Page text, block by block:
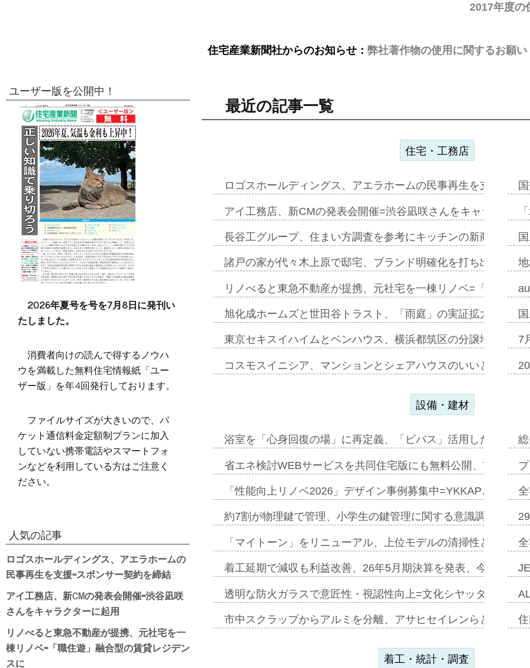
2017年度の
住宅産業新聞社からのお知らせ： 弊社著作物の使用に関するお願い
最近の記事一覧
住宅・工務店
ロゴスホールディングス、アエラホームの民事再生を支援=ス
アイ工務店、新CMの発表会開催=渋谷凪咲さんをキャラクタ
長谷工グループ、住まい方調査を参考にキッチンの新商品=「
諸戸の家が代々木上原で邸宅、ブランド明確化を打ち出す=年
リノべると東急不動産が提携、元社宅を一棟リノベ=「職住遊
旭化成ホームズと世田谷トラスト、「雨庭」の実証拡大へ=ガ
東京セキスイハイムとベンハウス、横浜都筑区の分譲地開発で
コスモスイニシア、マンションとシェアハウスのいいとこどり
7
設備・建材
浴室を「心身回復の場」に再定義、「ビバス」活用した新入浴
省エネ検討WEBサービスを共同住宅版にも無料公開、YKKAP
「性能向上リノベ2026」デザイン事例募集中=YKKAP…
約7割が物理鍵で管理、小学生の鍵管理に関する意識調査
「マイトーン」をリニューアル、上位モデルの清掃性と安全
着工延期で減収も利益改善、26年5月期決算を発表、今期は増
透明な防火ガラスで意匠性・視認性向上=文化シヤッター…
市中スクラップからアルミを分離、アサヒセイレンらと協働開
着工・統計・調査
ユーザー版を公開中！
2026年夏号を号を7月8日に発刊い
たしました。
消費者向けの読んで得するノウハ
ウを満載した無料住宅情報紙「ユー
ザー版」を年4回発行しております。
ファイルサイズが大きいので、パ
ケット通信料金定額制プランに加入
していない携帯電話やスマートフォ
ンなどを利用している方はご注意く
ださい。
人気の記事
ロゴスホールディングス、アエラホームの
民事再生を支援=スポンサー契約を締結
アイ工務店、新CMの発表会開催=渋谷凪咲
さんをキャラクターに起用
リノべると東急不動産が提携、元社宅を一
棟リノベ=「職住遊」融合型の賃貸レジデン
スに